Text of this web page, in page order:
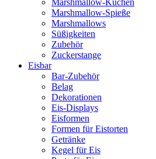
Marshmallow-Kuchen
Marshmallow-Spieße
Marshmallows
Süßigkeiten
Zubehör
Zuckerstange
Eisbar
Bar-Zubehör
Belag
Dekorationen
Eis-Displays
Eisformen
Formen für Eistorten
Getränke
Kegel für Eis